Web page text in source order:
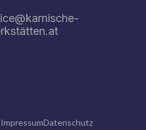
ImpressumDatenschutz